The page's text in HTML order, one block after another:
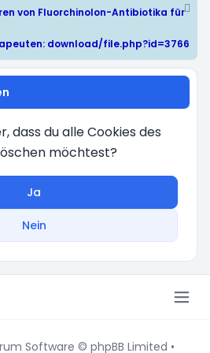
von Fluorchinolon-Antibiotika für
download/file.php?id=3766
dass du alle Cookies des
möchtest?
Ja
Nein
Software © phpBB Limited •